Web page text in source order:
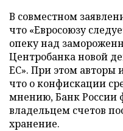
В совместном
что «Евросоюзу
опеку над
Центробанка новой
ЕС». При этом
что о конфискации
мнению, Банк России
владельцем счетов
хранение.